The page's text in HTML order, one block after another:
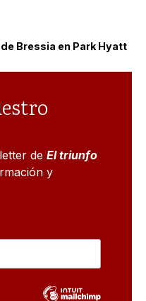
Bressia en Park Hyatt
de El triunfo
y